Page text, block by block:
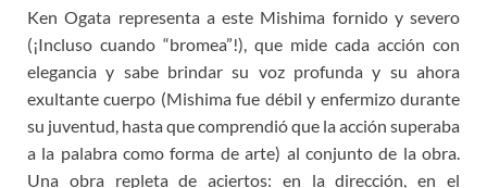
Ken Ogata representa a este Mishima fornido y severo
(¡Incluso cuando “bromea”!), que mide cada acción con
elegancia y sabe brindar su voz profunda y su ahora
exultante cuerpo (Mishima fue débil y enfermizo durante
su juventud, hasta que comprendió que la acción superaba
a la palabra como forma de arte) al conjunto de la obra.
Una obra repleta de aciertos: en la dirección, en el